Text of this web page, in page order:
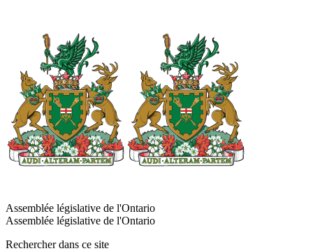
Assemblée législative de l'Ontario
Assemblée législative de l'Ontario
Rechercher dans ce site